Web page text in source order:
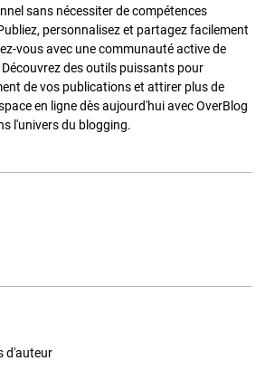
sans nécessiter de compétences
personnalisez et partagez facilement
vous avec une communauté active de
des outils puissants pour
de vos publications et attirer plus de
en ligne dès aujourd'hui avec OverBlog
l'univers du blogging.
d'auteur